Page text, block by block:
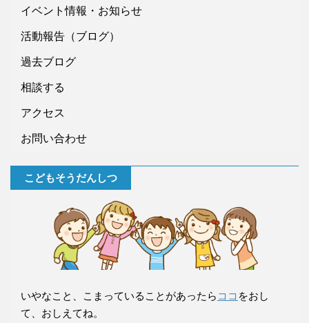
イベント情報・お知らせ
活動報告（ブログ）
過去ブログ
相談する
アクセス
お問い合わせ
こどもそうだんしつ
いやなこと、こまっていることがあったら ココ をおし
て、おしえてね。